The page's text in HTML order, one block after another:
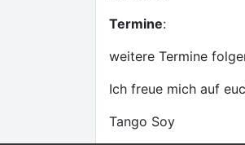
Termine:
weitere Termine
Ich freue mich auf
Tango Soy